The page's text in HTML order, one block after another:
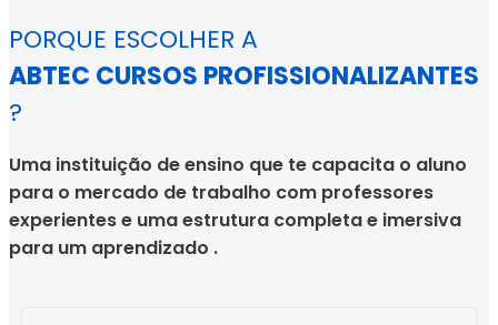
PORQUE ESCOLHER A
ABTEC CURSOS PROFISSIONALIZANTES
?
Uma instituição de ensino que te capacita o aluno
para o mercado de trabalho com professores
experientes e uma estrutura completa e imersiva
para um aprendizado .